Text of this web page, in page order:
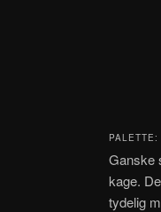
PALETTE:
Ganske
kage.
tydelig